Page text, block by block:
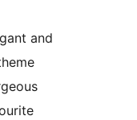
and